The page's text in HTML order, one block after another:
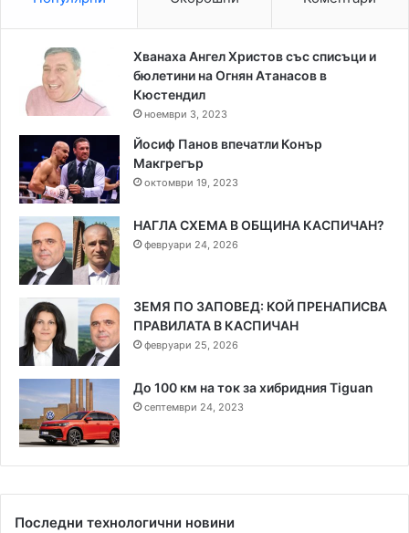
Хванаха Ангел Христов със списъци и
бюлетини на Огнян Атанасов в
Кюстендил
ноември 3, 2023
Йосиф Панов впечатли Конър
Макгрегър
октомври 19, 2023
НАГЛА СХЕМА В ОБЩИНА КАСПИЧАН?
февруари 24, 2026
ЗЕМЯ ПО ЗАПОВЕД: КОЙ ПРЕНАПИСВА
ПРАВИЛАТА В КАСПИЧАН
февруари 25, 2026
До 100 км на ток за хибридния Tiguan
септември 24, 2023
Последни технологични новини